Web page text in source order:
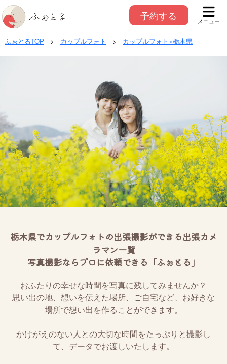
予約する メニュー
ふぉとるTOP > カップルフォト > カップルフォト×栃木県
栃木県でカップルフォトの出張撮影ができる出張カメ
ラマン一覧
写真撮影ならプロに依頼できる「ふぉとる」
おふたりの幸せな時間を写真に残してみませんか？
思い出の地、想いを伝えた場所、ご自宅など、お好きな
場所で想い出を作ることができます。
かけがえのない人との大切な時間をたっぷりと撮影し
て、データでお渡しいたします。